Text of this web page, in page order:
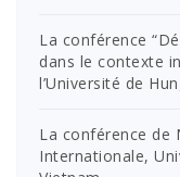
La conférence
dans le contexte
l’Université de
La conférence de
Internationale,